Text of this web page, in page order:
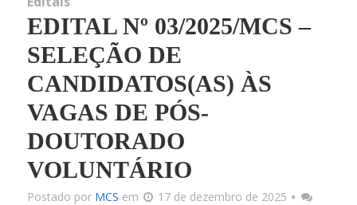
EDITAL Nº 03/2025/MCS –
SELEÇÃO DE
CANDIDATOS(AS) ÀS
VAGAS DE PÓS-
DOUTORADO
VOLUNTÁRIO
Postado por MCS em
17 de dezembro de 2025